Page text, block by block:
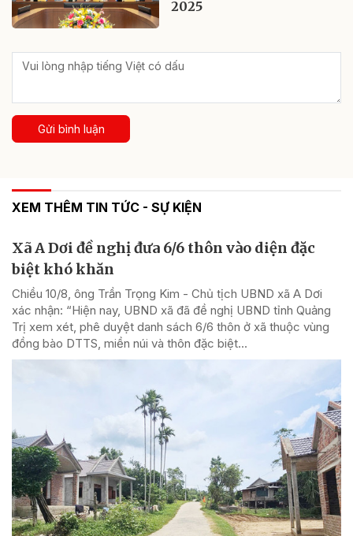
2025
Gửi bình luận
XEM THÊM TIN TỨC - SỰ KIỆN
Xã A Dơi đề nghị đưa 6/6 thôn vào diện đặc
biệt khó khăn
Chiều 10/8, ông Trần Trọng Kim - Chủ tịch UBND xã A Dơi
xác nhận: “Hiện nay, UBND xã đã đề nghị UBND tỉnh Quảng
Trị xem xét, phê duyệt danh sách 6/6 thôn ở xã thuộc vùng
đồng bào DTTS, miền núi và thôn đặc biệt...